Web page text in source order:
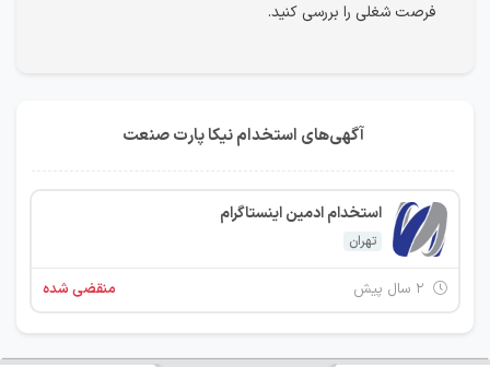
فرصت شغلی را بررسی کنید.
آگهی‌های استخدام نیکا پارت صنعت
استخدام ادمین اینستاگرام
تهران
منقضی شده